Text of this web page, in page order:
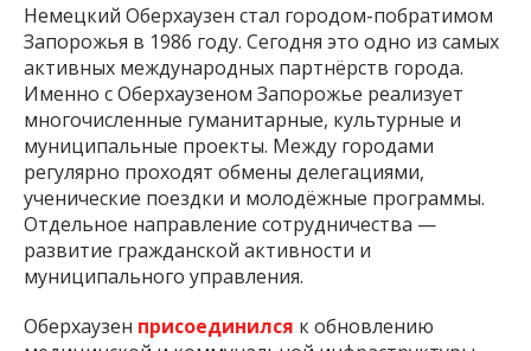
Немецкий Оберхаузен стал городом-побратимом
Запорожья в 1986 году. Сегодня это одно из самых
активных международных партнёрств города.
Именно с Оберхаузеном Запорожье реализует
многочисленные гуманитарные, культурные и
муниципальные проекты. Между городами
регулярно проходят обмены делегациями,
ученические поездки и молодёжные программы.
Отдельное направление сотрудничества —
развитие гражданской активности и
муниципального управления.
Оберхаузен присоединился к обновлению